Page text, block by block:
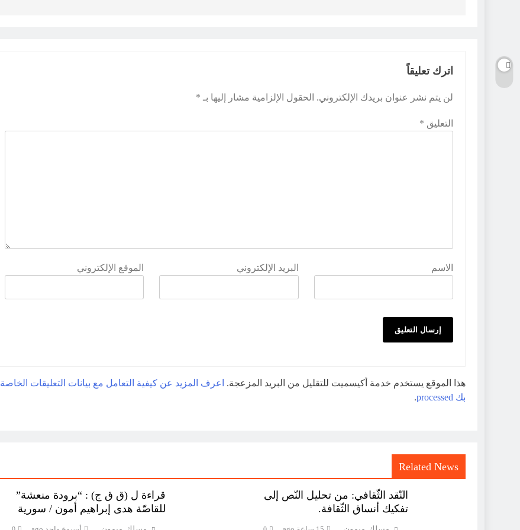
اترك تعليقاً
لن يتم نشر عنوان بريدك الإلكتروني. الحقول الإلزامية مشار إليها بـ *
التعليق *
الاسم البريد الإلكتروني الموقع الإلكتروني
هذا الموقع يستخدم خدمة أكيسميت للتقليل من البريد المزعجة.
اعرف المزيد عن كيفية التعامل مع بيانات التعليقات الخاصة
بك processed
.
Related News
النّقد الثّقافي: من تحليل النّص إلى
تفكيك أنساق الثّقافة.
قراءة ل (ق ق ج) : “برودة منعشة”
للقاصّة هدى إبراهيم أمون / سورية